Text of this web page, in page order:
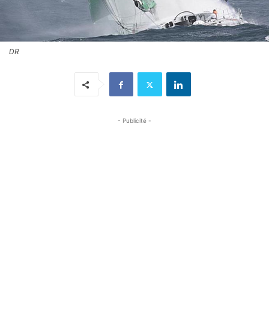
DR
- Publicité -